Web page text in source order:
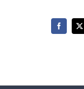
Facebook
X